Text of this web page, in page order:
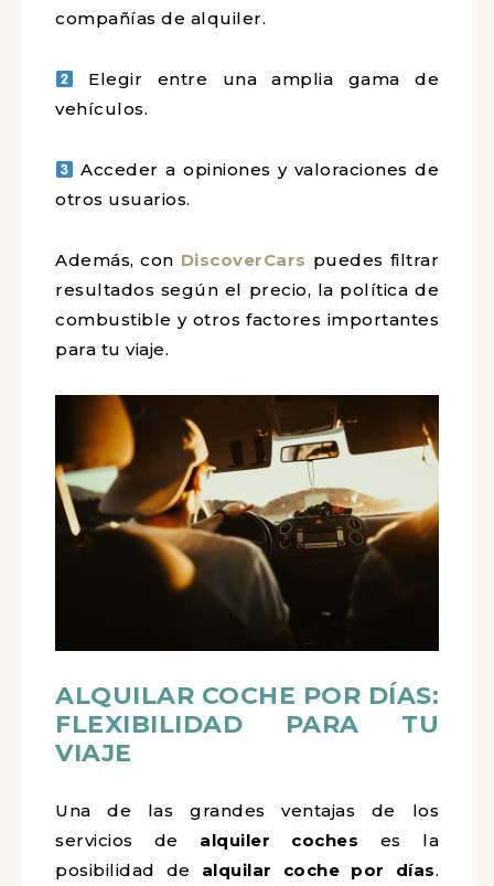
compañías de alquiler.
Elegir entre una amplia gama de
vehículos.
Acceder a opiniones y valoraciones de
otros usuarios.
Además, con DiscoverCars puedes filtrar
resultados según el precio, la política de
combustible y otros factores importantes
para tu viaje.
ALQUILAR COCHE POR DÍAS:
FLEXIBILIDAD PARA TU
VIAJE
Una de las grandes ventajas de los
servicios de alquiler coches es la
posibilidad de alquilar coche por días.